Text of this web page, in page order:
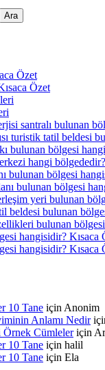
Özet
Özet
santralı bulunan
turistik tatil beldesi
bulunan bölgesi
hangi
bulunan bölgesi
bulunan bölgesi
yeri bulunan
beldesi bulunan
bulunan
hangisidir? Kısaca
hangisidir? Kısaca
10 Tane için Anonim
Anlamı Nedir
Cümleleriçin
10 Tane için halil
10 Tane için Ela